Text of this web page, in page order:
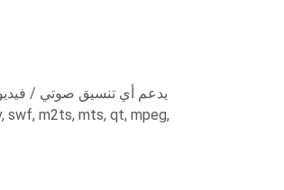
يدعم أي تنسيق صوتي /
swf, m2ts, mts, qt, mpeg,